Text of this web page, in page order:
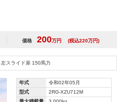
価格 200万円 (税込220万円)
スライド扉 150馬力
年式
令和02年05月
型式
2RG-XZU712M